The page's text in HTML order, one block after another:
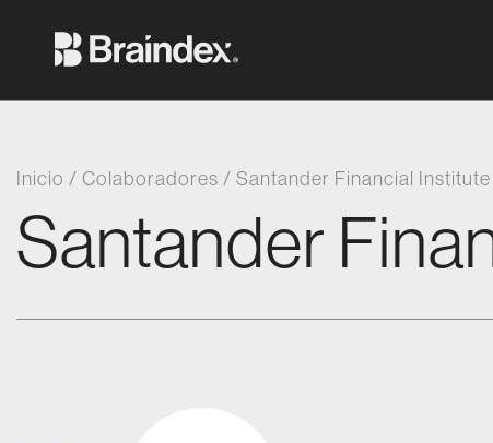
Inicio / Colaboradores / Santander Financial Institute
Santander